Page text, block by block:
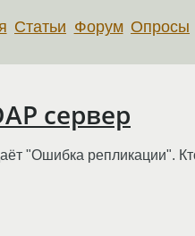
Статьи Форум Опросы
сервер
"Ошибка репликации".